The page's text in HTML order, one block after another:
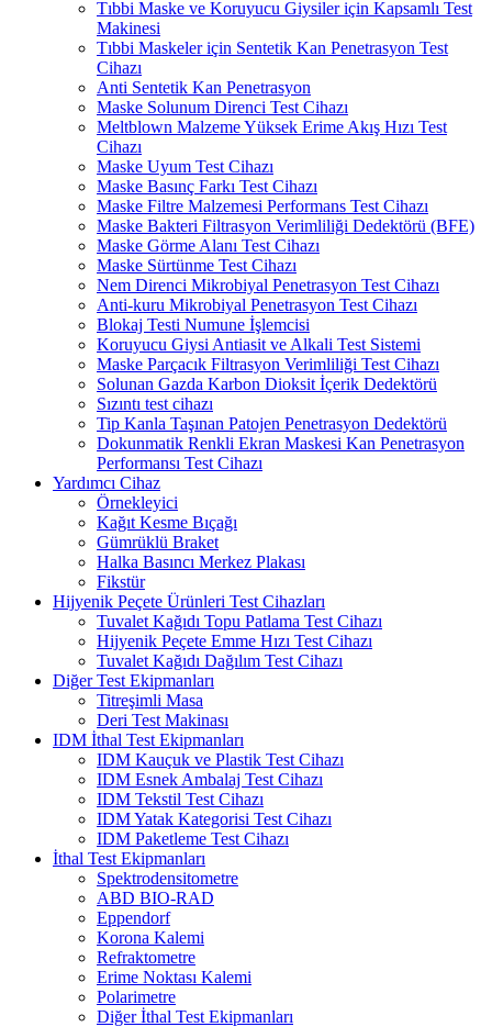
Tıbbi Maske ve Koruyucu Giysiler için Kapsamlı Test
Makinesi
Tıbbi Maskeler için Sentetik Kan Penetrasyon Test
Cihazı
Anti Sentetik Kan Penetrasyon
Maske Solunum Direnci Test Cihazı
Meltblown Malzeme Yüksek Erime Akış Hızı Test
Cihazı
Maske Uyum Test Cihazı
Maske Basınç Farkı Test Cihazı
Maske Filtre Malzemesi Performans Test Cihazı
Maske Bakteri Filtrasyon Verimliliği Dedektörü (BFE)
Maske Görme Alanı Test Cihazı
Maske Sürtünme Test Cihazı
Nem Direnci Mikrobiyal Penetrasyon Test Cihazı
Anti-kuru Mikrobiyal Penetrasyon Test Cihazı
Blokaj Testi Numune İşlemcisi
Koruyucu Giysi Antiasit ve Alkali Test Sistemi
Maske Parçacık Filtrasyon Verimliliği Test Cihazı
Solunan Gazda Karbon Dioksit İçerik Dedektörü
Sızıntı test cihazı
Tip Kanla Taşınan Patojen Penetrasyon Dedektörü
Dokunmatik Renkli Ekran Maskesi Kan Penetrasyon
Performansı Test Cihazı
Yardımcı Cihaz
Örnekleyici
Kağıt Kesme Bıçağı
Gümrüklü Braket
Halka Basıncı Merkez Plakası
Fikstür
Hijyenik Peçete Ürünleri Test Cihazları
Tuvalet Kağıdı Topu Patlama Test Cihazı
Hijyenik Peçete Emme Hızı Test Cihazı
Tuvalet Kağıdı Dağılım Test Cihazı
Diğer Test Ekipmanları
Titreşimli Masa
Deri Test Makinası
IDM İthal Test Ekipmanları
IDM Kauçuk ve Plastik Test Cihazı
IDM Esnek Ambalaj Test Cihazı
IDM Tekstil Test Cihazı
IDM Yatak Kategorisi Test Cihazı
IDM Paketleme Test Cihazı
İthal Test Ekipmanları
Spektrodensitometre
ABD BIO-RAD
Eppendorf
Korona Kalemi
Refraktometre
Erime Noktası Kalemi
Polarimetre
Diğer İthal Test Ekipmanları